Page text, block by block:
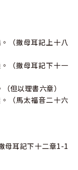
（撒母耳記上十八
（撒母耳記下十一
但以理書六章）
（馬太福音二十六
母耳記下十二章1-1